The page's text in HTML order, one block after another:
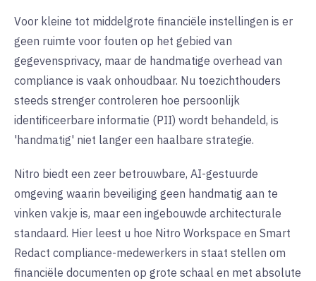
Voor kleine tot middelgrote financiële instellingen is er
geen ruimte voor fouten op het gebied van
gegevensprivacy, maar de handmatige overhead van
compliance is vaak onhoudbaar. Nu toezichthouders
steeds strenger controleren hoe persoonlijk
identificeerbare informatie (PII) wordt behandeld, is
'handmatig' niet langer een haalbare strategie.
Nitro biedt een zeer betrouwbare, AI-gestuurde
omgeving waarin beveiliging geen handmatig aan te
vinken vakje is, maar een ingebouwde architecturale
standaard. Hier leest u hoe Nitro Workspace en Smart
Redact compliance-medewerkers in staat stellen om
financiële documenten op grote schaal en met absolute